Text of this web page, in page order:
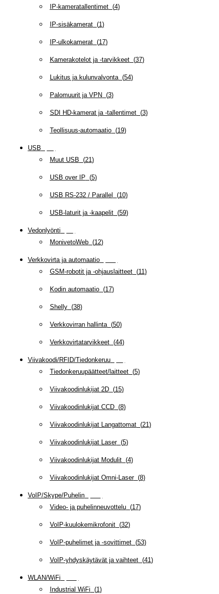
IP-kameratallentimet(4)
IP-sisäkamerat(1)
IP-ulkokamerat(17)
Kamerakotelot ja -tarvikkeet(37)
Lukitus ja kulunvalvonta(54)
Palomuurit ja VPN (3)
SDI HD-kamerat ja -tallentimet(3)
Teollisuus-automaatio(19)
USB
Muut USB (21)
USB over IP (5)
USB RS-232 / Parallel (10)
USB-laturit ja -kaapelit(59)
Vedonlyönti
MonivetoWeb(12)
Verkkovirta ja automaatio(
GSM-robotit ja -ohjauslaitteet(11)
Kodin automaatio(17)
Shelly(38)
Verkkovirran hallinta(50)
Verkkovirtatarvikkeet(44)
Viivakoodi/RFID/Tiedonkeruu(
Tiedonkeruupäätteet/laitteet(5)
Viivakoodinlukijat 2D(15)
Viivakoodinlukijat CCD(8)
Viivakoodinlukijat Langattomat(21)
Viivakoodinlukijat Laser(5)
Viivakoodinlukijat Modulit(4)
Viivakoodinlukijat Omni-Laser(8)
VoIP/Skype/Puhelin(
Video- ja puhelinneuvottelu(17)
VoIP-kuulokemikrofonit(32)
VoIP-puhelimet ja -sovittimet(53)
VoIP-yhdyskäytävät ja vaihteet(41)
WLAN/WiFi
Industrial WiFi (1)